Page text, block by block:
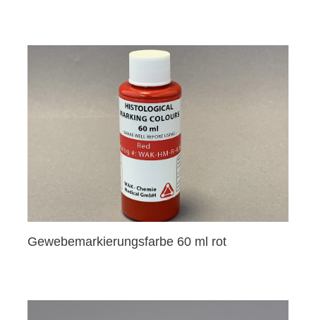
Gewebemarkierungsfarbe 60 ml rot